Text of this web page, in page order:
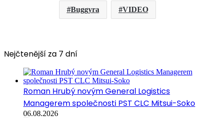
Buggyra VIDEO
Nejčtenější za 7 dní
Roman Hrubý novým General Logistics
Managerem společnosti PST CLC Mitsui-Soko
06.08.2026